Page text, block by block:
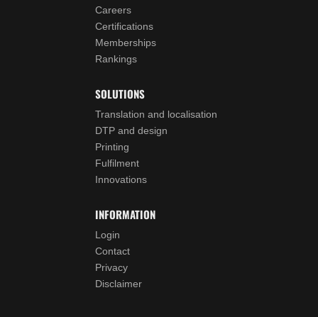
Careers
Certifications
Memberships
Rankings
SOLUTIONS
Translation and localisation
DTP and design
Printing
Fulfilment
Innovations
INFORMATION
Login
Contact
Privacy
Disclaimer